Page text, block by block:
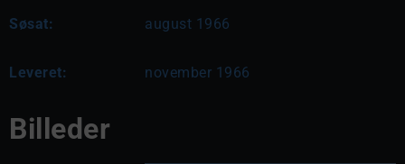
Søsat: august 1966
Leveret: november 1966
Billeder